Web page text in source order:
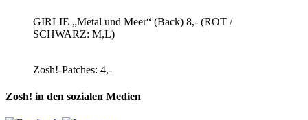
GIRLIE „Metal und Meer“ (Back) 8,- (ROT /
SCHWARZ: M,L)
Zosh!-Patches: 4,-
Zosh! in den sozialen Medien